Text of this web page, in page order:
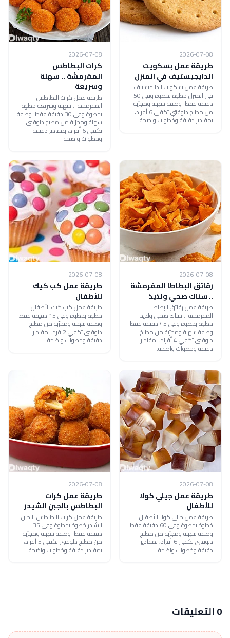
2026-07-08
طريقة عمل بسكويت
الدايجيستيف في المنزل
طريقة عمل بسكويت الدايجيستيف
في المنزل خطوة بخطوة وفي 50
دقيقة فقط. وصفة سهلة ومجرّبة
من مطبخ دلوقتي تكفي 6 أفراد،
بمقادير دقيقة وخطوات واضحة.
2026-07-08
كرات البطاطس
المقرمشة .. سهلة
وسريعة
طريقة عمل كرات البطاطس
المقرمشة .. سهلة وسريعة خطوة
بخطوة وفي 30 دقيقة فقط. وصفة
سهلة ومجرّبة من مطبخ دلوقتي
تكفي 6 أفراد، بمقادير دقيقة
وخطوات واضحة.
2026-07-08
رقائق البطاطا المقرمشة
.. سناك صحي ولذيذ
طريقة عمل رقائق البطاطا
المقرمشة .. سناك صحي ولذيذ
خطوة بخطوة وفي 45 دقيقة فقط.
وصفة سهلة ومجرّبة من مطبخ
دلوقتي تكفي 4 أفراد، بمقادير
دقيقة وخطوات واضحة.
2026-07-08
طريقة عمل كب كيك
للأطفال
طريقة عمل كب كيك للأطفال
خطوة بخطوة وفي 15 دقيقة فقط.
وصفة سهلة ومجرّبة من مطبخ
دلوقتي تكفي 2 فرد، بمقادير
دقيقة وخطوات واضحة.
2026-07-08
طريقة عمل جيلي كولا
للأطفال
طريقة عمل جيلي كولا للأطفال
خطوة بخطوة وفي 60 دقيقة فقط.
وصفة سهلة ومجرّبة من مطبخ
دلوقتي تكفي 6 أفراد، بمقادير
دقيقة وخطوات واضحة.
2026-07-08
طريقة عمل كرات
البطاطس بالجبن الشيدر
طريقة عمل كرات البطاطس بالجبن
الشيدر خطوة بخطوة وفي 35
دقيقة فقط. وصفة سهلة ومجرّبة
من مطبخ دلوقتي تكفي 5 أفراد،
بمقادير دقيقة وخطوات واضحة.
0 التعليقات